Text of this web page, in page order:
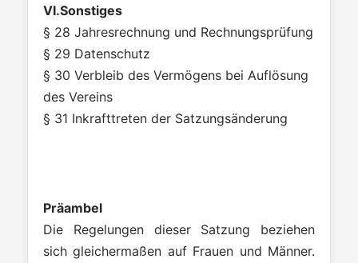
VI.Sonstiges
§ 28 Jahresrechnung und Rechnungsprüfung
§ 29 Datenschutz
§ 30 Verbleib des Vermögens bei Auflösung
des Vereins
§ 31 Inkrafttreten der Satzungsänderung
Präambel
Die Regelungen dieser Satzung beziehen
sich gleichermaßen auf Frauen und Männer.